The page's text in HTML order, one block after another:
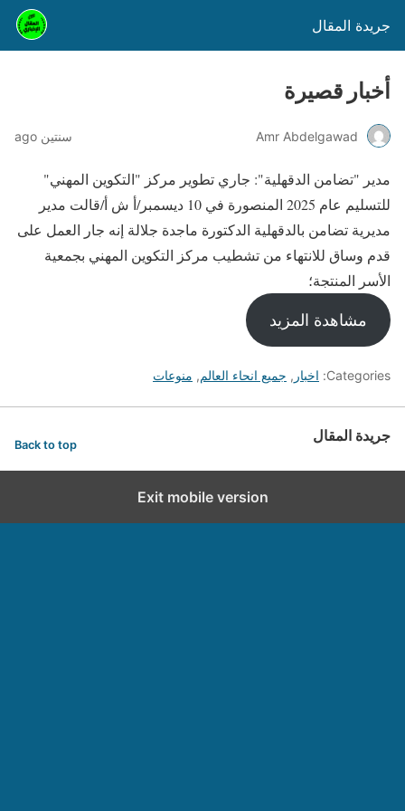
جريدة المقال
أخبار قصيرة
Amr Abdelgawad سنتين ago
مدير "تضامن الدقهلية": جاري تطوير مركز "التكوين المهني"
للتسليم عام 2025 المنصورة في 10 ديسمبر/أ ش أ/قالت مدير
مديرية تضامن بالدقهلية الدكتورة ماجدة جلالة إنه جار العمل على
قدم وساق للانتهاء من تشطيب مركز التكوين المهني بجمعية
الأسر المنتجة؛
مشاهدة المزيد
Categories: اخبار , جميع انحاء العالم, منوعات
جريدة المقال Back to top
Exit mobile version